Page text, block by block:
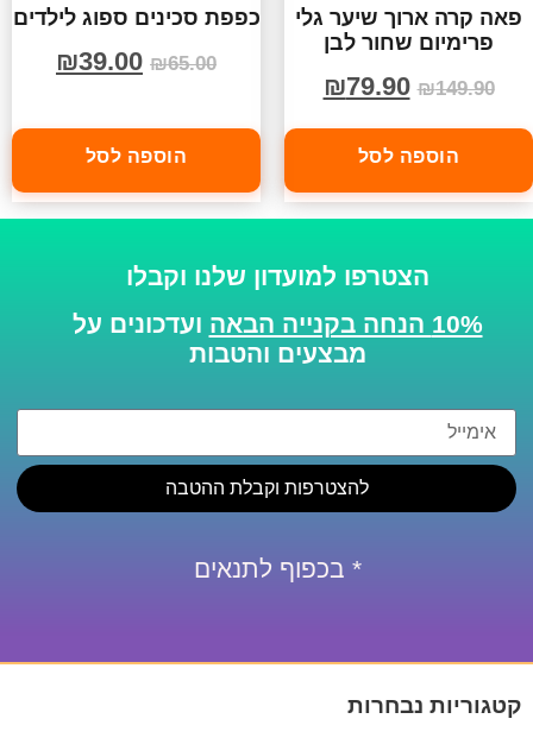
פאה קרה ארוך שיער גלי
פרימיום שחור לבן
₪149.90
₪79.90
הוספה לסל
כפפת סכינים ספוג לילדים
₪65.00
₪39.00
הוספה לסל
הצטרפו למועדון שלנו וקבלו
10% הנחה בקנייה הבאה
ועדכונים על
מבצעים והטבות
להצטרפות וקבלת ההטבה
* בכפוף לתנאים
קטגוריות נבחרות